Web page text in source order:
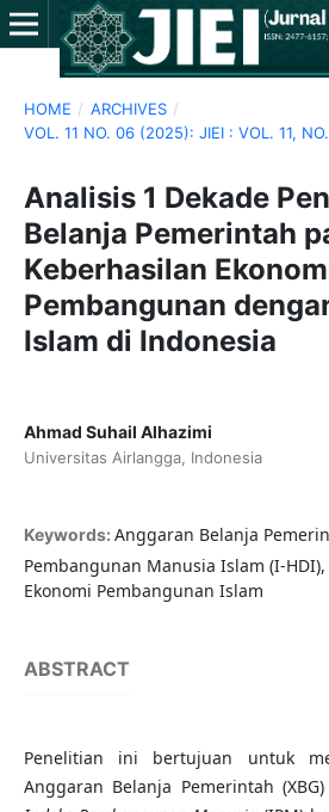
HOME / ARCHIVES /
VOL. 11 NO. 06 (2025): JIEI : VOL. 11,
Analisis 1 Dekade
Belanja Pemerintah
Keberhasilan
Pembangunan
Islam di Indonesia
Ahmad Suhail Alhazimi
Universitas Airlangga, Indonesia
Keywords: Anggaran Belanja
Pembangunan Manusia Islam (I-
Ekonomi Pembangunan Islam
ABSTRACT
Penelitian ini bertujuan untuk
Anggaran Belanja Pemerintah